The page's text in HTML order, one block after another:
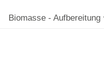
Biomasse - Aufbereitung